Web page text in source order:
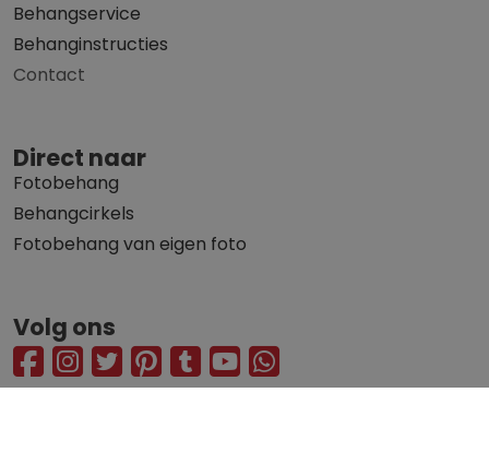
Behangservice
Behanginstructies
Contact
Direct naar
Fotobehang
Behangcirkels
Fotobehang van eigen foto
Volg ons